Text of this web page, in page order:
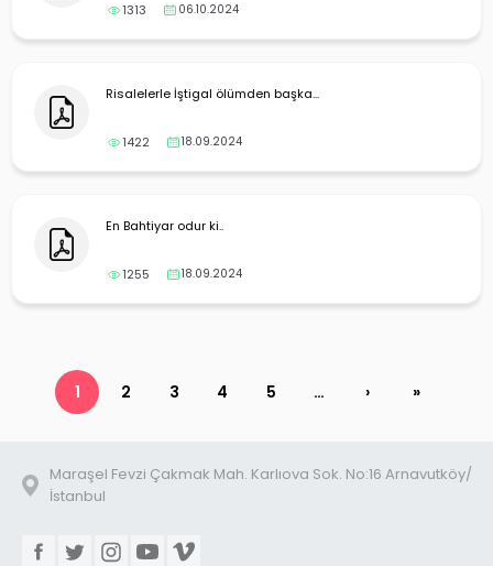
1313 06.10.2024
Risalelerle İştigal ölümden başka...
1422 18.09.2024
En Bahtiyar odur ki..
1255 18.09.2024
1 2 3 4 5 … › »
Maraşel Fevzi Çakmak Mah. Karlıova Sok. No:16 Arnavutköy/
İstanbul